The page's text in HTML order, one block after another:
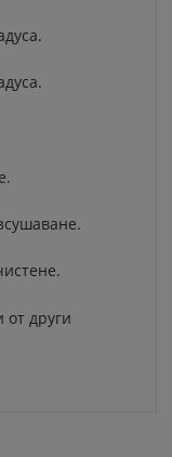
от други